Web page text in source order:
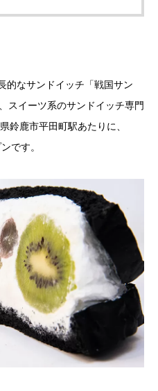
的なサンドイッチ「戦国サン
スイーツ系のサンドイッチ専門
鈴鹿市平田町駅あたりに、
です。